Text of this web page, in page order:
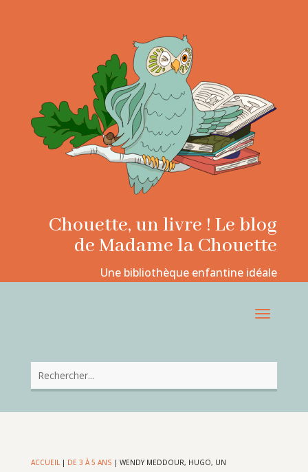
Chouette, un livre ! Le blog
de Madame la Chouette
Une bibliothèque enfantine idéale
ACCUEIL| DE 3 À 5 ANS | WENDY MEDDOUR, HUGO, UN